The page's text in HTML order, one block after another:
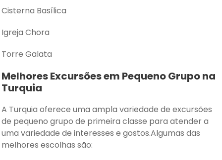
Cisterna Basílica
Igreja Chora
Torre Galata
Melhores Excursões em Pequeno Grupo na
Turquia
A Turquia oferece uma ampla variedade de excursões
de pequeno grupo de primeira classe para atender a
uma variedade de interesses e gostos.Algumas das
melhores escolhas são: